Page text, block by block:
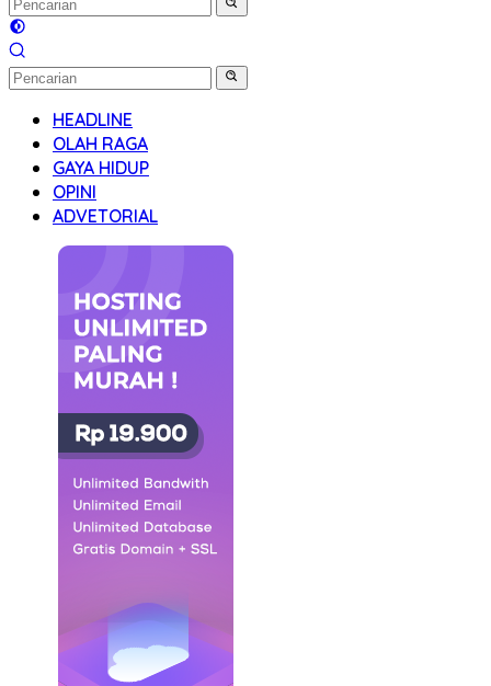
HEADLINE
OLAH RAGA
GAYA HIDUP
OPINI
ADVETORIAL